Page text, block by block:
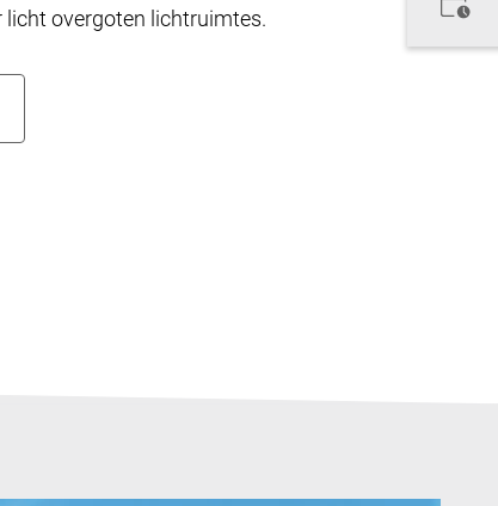
licht overgoten lichtruimtes.